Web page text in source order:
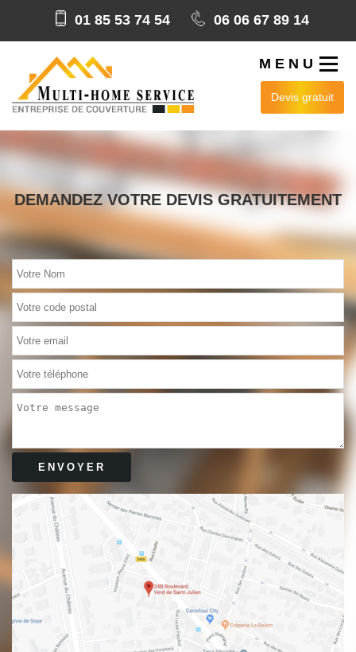
01 85 53 74 54 06 06 67 89 14
MENU
Devis gratuit
DEMANDEZ VOTRE DEVIS GRATUITEMENT